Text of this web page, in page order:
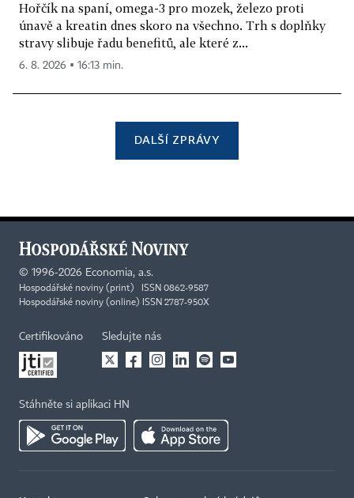
Hořčík na spaní, omega-3 pro mozek, železo proti
únavě a kreatin dnes skoro na všechno. Trh s doplňky
stravy slibuje řadu benefitů, ale které z...
6. 8. 2026 ▪ 16:13 min.
DALŠÍ ZPRÁVY
© 1996-2026 Economia, a.s.
Hospodářské noviny (print) ISSN 0862-9587
Hospodářské noviny (online) ISSN 2787-950X
Certifikováno Sledujte nás
Stáhněte si aplikaci HN